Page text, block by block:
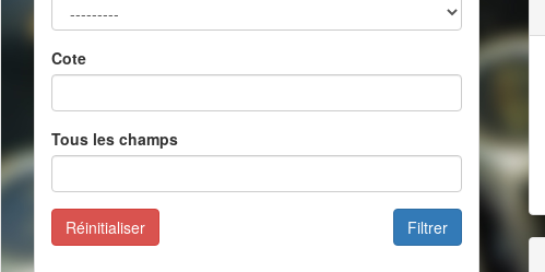
Cote
Tous les champs
Filtrer
Réinitialiser